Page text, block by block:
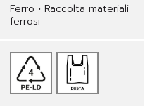
Ferro • Raccolta materiali
ferrosi